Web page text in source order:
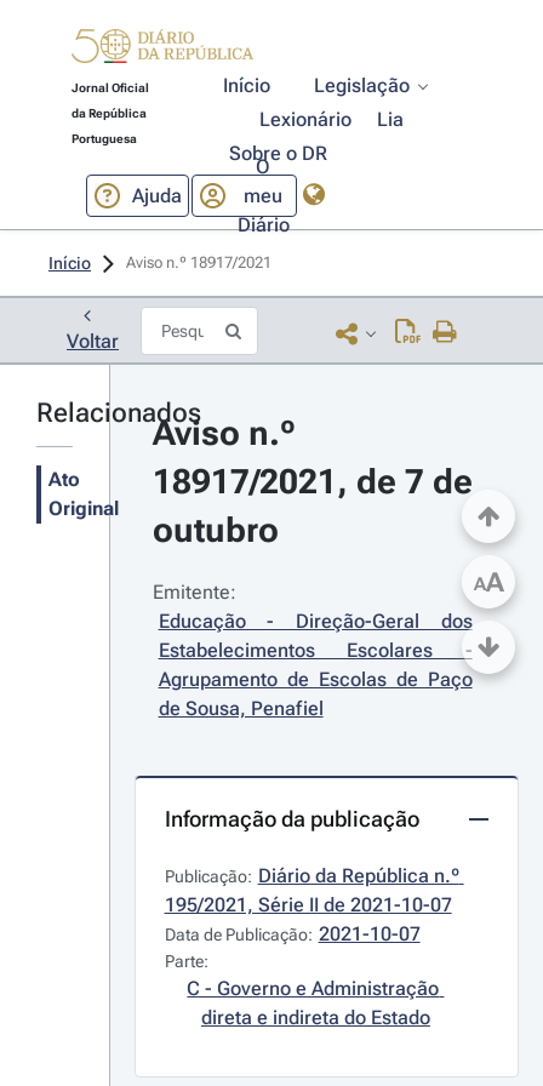
Jornal Oficial
da República
Portuguesa
Início
Legislação
Lexionário
Lia
Sobre o DR
Ajuda
O
meu
Diário
Início Aviso n.º 18917/2021
Voltar
Relacionados
Ato
Original
Aviso n.º
18917/2021, de 7 de
outubro
Emitente:
Educação - Direção-Geral dos
Estabelecimentos Escolares -
Agrupamento de Escolas de Paço
de Sousa, Penafiel
Informação da publicação
Publicação: Diário da República n.º
195/2021, Série II de 2021-10-07
Data de Publicação: 2021-10-07
Parte:
C - Governo e Administração
direta e indireta do Estado
AA